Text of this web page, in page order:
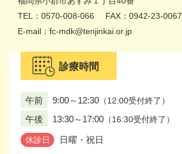
TEL：0570-008-066
FAX：0942-23-0067
E-mail：fc-mdk@tenjinkai.or.jp
診療時間
午前 9:00～12:30 （12:00受付終了）
午後 13:30～17:00 （16:30受付終了）
休診日 日曜・祝日